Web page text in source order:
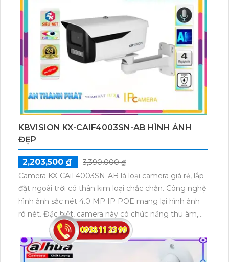
KBVISION KX-CAIF4003SN-AB HÌNH ẢNH
ĐẸP
2,203,500 ₫
3,390,000 ₫
Camera KX-CAiF4003SN-AB là loại camera giá rẻ, lắp
đặt ngoài trời có thân kim loại chắc chắn. Công nghệ
hình ảnh sắc nét 4.0 MP IP POE mang lại hình ảnh
rõ nét. Đặc biệt, camera này có chức năng thu âm,
giúp lưu lại âm thanh trong quá trình giám sát. Với
khả năng xem ban đêm full color tới 50m, camera
mang lại màu sắc sáng đẹp trong mọi điều kiện ánh